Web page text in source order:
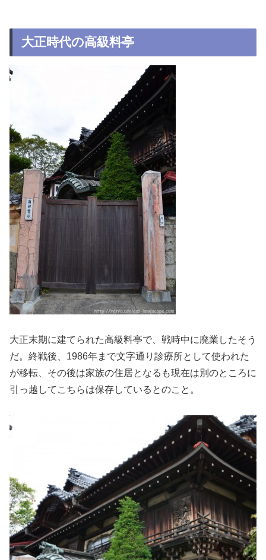
大正時代の高級料亭
大正末期に建てられた高級料亭で、戦時中に廃業したそう
だ。終戦後、1986年まで文字通り診療所として使われた
が移転、その後は家族の住居となるも現在は別のところに
引っ越してこちらは保存しているとのこと。